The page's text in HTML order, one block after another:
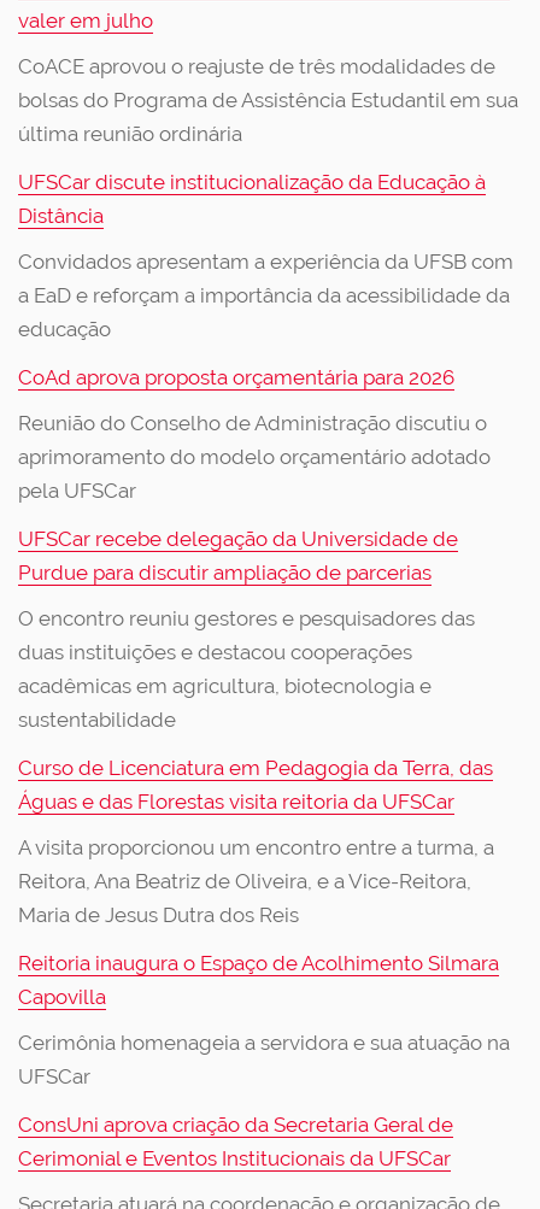
valer em julho
CoACE aprovou o reajuste de três modalidades de
bolsas do Programa de Assistência Estudantil em sua
última reunião ordinária
UFSCar discute institucionalização da Educação à
Distância
Convidados apresentam a experiência da UFSB com
a EaD e reforçam a importância da acessibilidade da
educação
CoAd aprova proposta orçamentária para 2026
Reunião do Conselho de Administração discutiu o
aprimoramento do modelo orçamentário adotado
pela UFSCar
UFSCar recebe delegação da Universidade de
Purdue para discutir ampliação de parcerias
O encontro reuniu gestores e pesquisadores das
duas instituições e destacou cooperações
acadêmicas em agricultura, biotecnologia e
sustentabilidade
Curso de Licenciatura em Pedagogia da Terra, das
Águas e das Florestas visita reitoria da UFSCar
A visita proporcionou um encontro entre a turma, a
Reitora, Ana Beatriz de Oliveira, e a Vice-Reitora,
Maria de Jesus Dutra dos Reis
Reitoria inaugura o Espaço de Acolhimento Silmara
Capovilla
Cerimônia homenageia a servidora e sua atuação na
UFSCar
ConsUni aprova criação da Secretaria Geral de
Cerimonial e Eventos Institucionais da UFSCar
Secretaria atuará na coordenação e organização de